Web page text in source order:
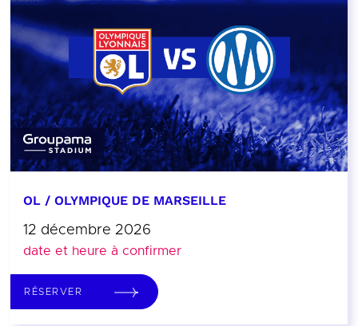
OL / OLYMPIQUE DE MARSEILLE
12 décembre 2026
date et heure à confirmer
RÉSERVER